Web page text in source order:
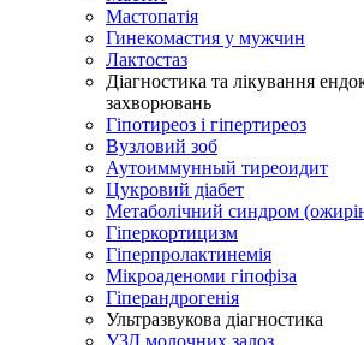
Мастопатія
Гинекомастия у мужчин
Лактостаз
Діагностика та лікування
захворювань
Гіпотиреоз і гіпертиреоз
Вузловий зоб
Аутоиммунный тиреоидит
Цукровий діабет
Метаболічний синдром
Гіперкортицизм
Гіперпролактинемія
Мікроаденоми гіпофіза
Гіперандрогенія
Ультразвукова діагностика
УЗД молочних залоз